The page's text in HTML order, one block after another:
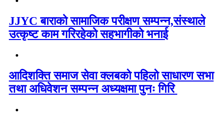
JJYC बाराको सामाजिक परीक्षण सम्पन्न,संस्थाले
उत्कृष्ट काम गरिरहेको सहभागीको भनाई
आदिशक्ति समाज सेवा क्लबको पहिलो साधारण सभा
तथा अधिवेशन सम्पन्न अध्यक्षमा पुनः गिरि